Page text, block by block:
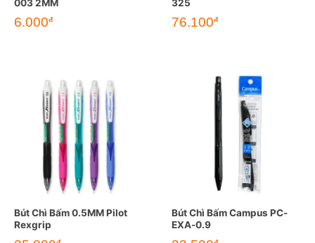
003 2MM
6.000đ
325
76.100đ
Bút Chì Bấm 0.5MM Pilot
Rexgrip
đ
Bút Chì Bấm Campus PC-
EXA-0.9
đ